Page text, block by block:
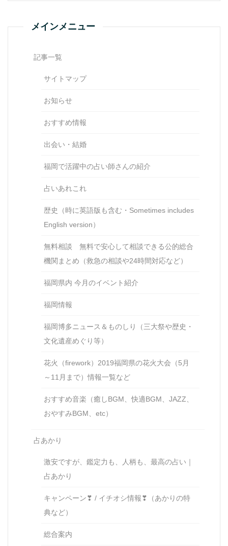
メインメニュー
記事一覧
サイトマップ
お知らせ
おすすめ情報
出会い・結婚
福岡で活躍中の占い師さんの紹介
占いあれこれ
歴史（時に英語版も含む・Sometimes includes
English version）
無料相談 無料で安心して相談できる公的総合
機関まとめ（救急の相談や24時間対応など）
福岡県内 今月のイベント紹介
福岡情報
福岡博多ニュース＆ものしり（三大祭や歴史・
文化遺産めぐり等）
花火（firework）2019福岡県の花火大会（5月
～11月まで）情報一覧など
おすすめ音楽（癒しBGM、快適BGM、JAZZ、
おやすみBGM、etc）
占あかり
激安ですが、鑑定力も、人柄も、最高の占い｜
占あかり
キャンペーン❣ / イチオシ情報❣（あかりの特
典など）
総合案内